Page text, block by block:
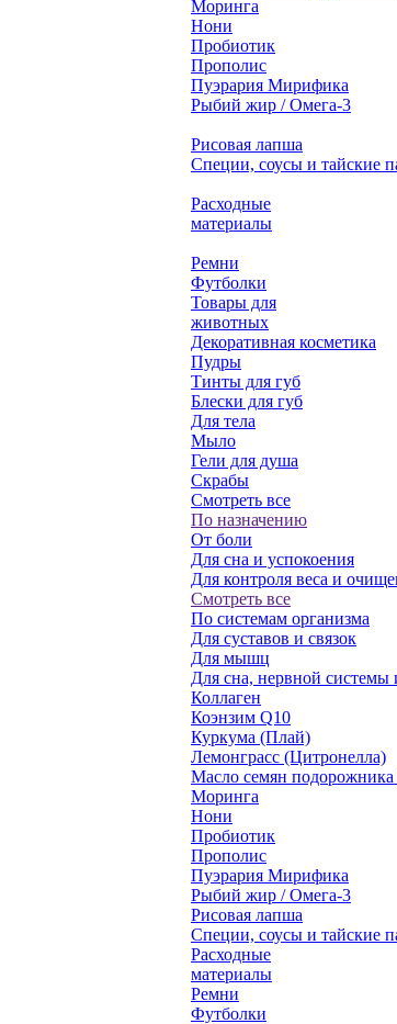
Моринга
Нони
Пробиотик
Прополис
Пуэрария Мирифика
Рыбий жир / Омега-3
Рисовая лапша
Специи, соусы и тайские
Расходные
материалы
Ремни
Футболки
Товары для
животных
Декоративная косметика
Пудры
Тинты для губ
Блески для губ
Для тела
Мыло
Гели для душа
Скрабы
Смотреть все
По назначению
От боли
Для сна и успокоения
Для контроля веса и
Смотреть все
По системам организма
Для суставов и связок
Для мышц
Для сна, нервной системы
Коллаген
Коэнзим Q10
Куркума (Плай)
Лемонграсс (Цитронелла)
Масло семян
Моринга
Нони
Пробиотик
Прополис
Пуэрария Мирифика
Рыбий жир / Омега-3
Рисовая лапша
Специи, соусы и тайские
Расходные
материалы
Ремни
Футболки